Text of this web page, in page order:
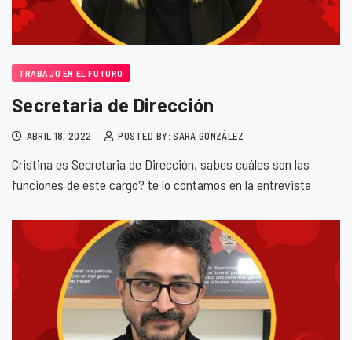
TRABAJO EN EL FUTURO
Secretaria de Dirección
ABRIL 18, 2022 POSTED BY: SARA GONZÁLEZ
Cristina es Secretaria de Dirección, sabes cuáles son las
funciones de este cargo? te lo contamos en la entrevista